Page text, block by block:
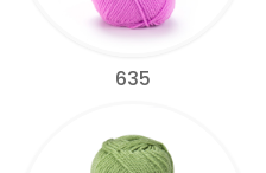
635